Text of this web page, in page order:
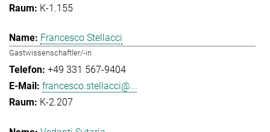
K-1.155
Francesco Stellacci
Gastwissenschaftler/-in
+49 331 567-9404
francesco.stellacci@...
K-2.207